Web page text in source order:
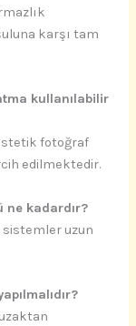
karşı tam
kullanılabilir
fotoğraf
edilmektedir.
ne kadardır?
sistemler uzun